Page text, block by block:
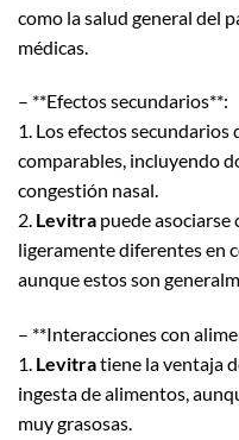
como la salud general del
médicas.
– **Efectos secundarios**:
1. Los efectos secundarios
comparables, incluyendo
congestión nasal.
2. Levitra puede asociarse
ligeramente diferentes en
aunque estos son
– **Interacciones con
1. Levitratiene la ventaja
ingesta de alimentos,
muy grasosas.